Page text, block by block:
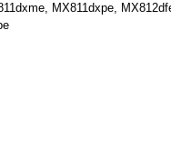
MX811dxpe,